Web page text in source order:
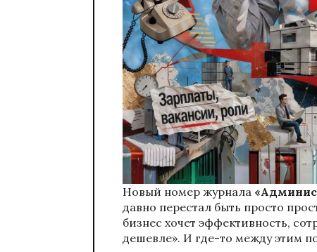
Новый номер журнала
давно перестал быть просто
бизнес хочет эффективность,
дешевле». И где-то между этим